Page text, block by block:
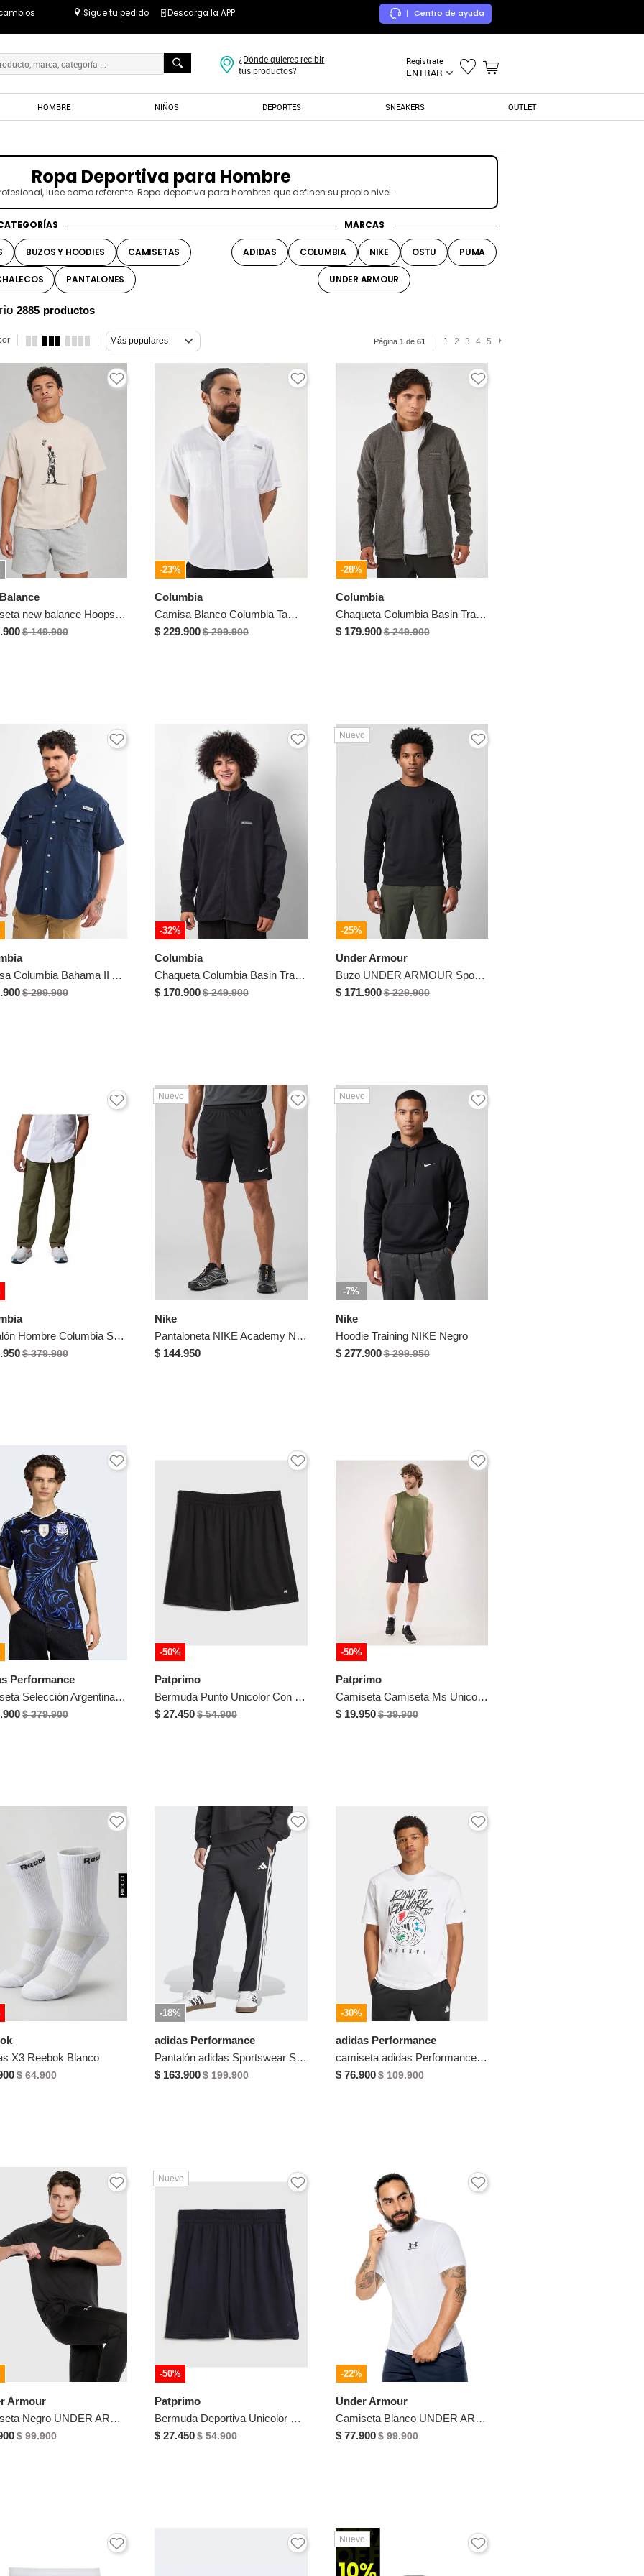
Sigue tu pedido Descarga la APP | Centro de ayuda
Registrate
ENTRAR
¿Dónde quieres recibir
tus productos?
HOMBRE NIÑOS DEPORTES SNEAKERS OUTLET
Ropa Deportiva para Hombre
luce como referente. Ropa deportiva para hombres que definen su propio nivel.
BUZOS Y HOODIES CAMISETAS
PANTALONES
MARCAS
ADIDAS COLUMBIA NIKE OSTU PUMA
UNDER ARMOUR
2885 productos
Más populares Página 1 de 61 1 2 3 4 5
Camiseta new balance Hoops Player Beige
$ 149.900
-23%
Columbia
Camisa Blanco Columbia Tamiami Ii Ss
$ 229.900$ 299.900
-28%
Columbia
Chaqueta Columbia Basin Trail III Gris
$ 179.900$ 249.900
Camisa Columbia Bahama II Azul
$ 299.900
-32%
Columbia
Chaqueta Columbia Basin Trail III Full Negro
$ 170.900$ 249.900
Nuevo
-25%
Under Armour
Buzo UNDER ARMOUR Sportstyle Rival Negro
$ 171.900$ 229.900
Pantalón Hombre Columbia SILVER RIDGE CARGO Verde Columbia
$ 379.900
Nuevo
Nike
Pantaloneta NIKE Academy Negro
$ 144.950
Nuevo
-7%
Nike
Hoodie Training NIKE Negro
$ 277.900$ 299.950
Performance
Camiseta Selección Argentina adidas Originals Visitante 26 Negro
$ 379.900
-50%
Patprimo
Bermuda Punto Unicolor Con Bolsillos Para Hombre Negro Patprimo
$ 27.450$ 54.900
-50%
Patprimo
Camiseta Camiseta Ms Unicolor Con Espalda Texturizada Para Hombre Verde Patprimo
$ 19.950$ 39.900
X3 Reebok Blanco
$ 64.900
-18%
adidas Performance
Pantalón adidas Sportswear Stanford Essentials Negro
$ 163.900$ 199.900
-30%
adidas Performance
camiseta adidas Performance Blanco
$ 76.900$ 109.900
Armour
Camiseta Negro UNDER ARMOUR
$ 99.900
Nuevo
-50%
Patprimo
Bermuda Deportiva Unicolor Para Hombre Azul Patprimo
$ 27.450$ 54.900
-22%
Under Armour
Camiseta Blanco UNDER ARMOUR
$ 77.900$ 99.900
Nuevo